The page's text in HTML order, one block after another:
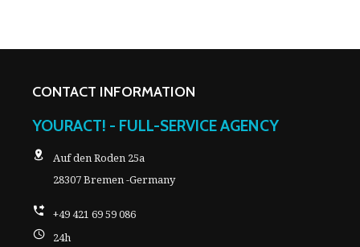
CONTACT INFORMATION
YOURACT! - FULL-SERVICE AGENCY
Auf den Roden 25a
28307 Bremen -Germany
+49 421 69 59 086
24h